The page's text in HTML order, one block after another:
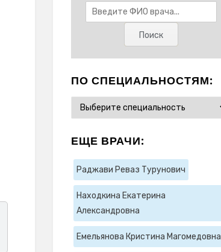
ПО СПЕЦИАЛЬНОСТЯМ:
ЕЩЕ ВРАЧИ:
Раджави Реваз Турунович
Находкина Екатерина
Александровна
Емельянова Кристина Магомедовна